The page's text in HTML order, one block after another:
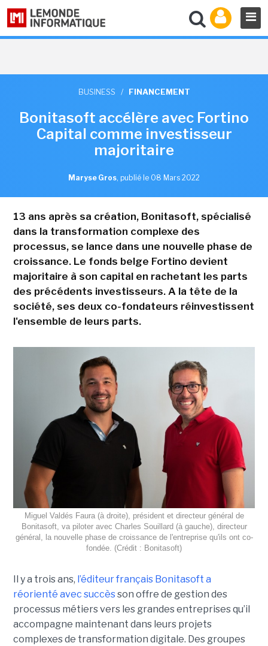
BUSINESS / FINANCEMENT
Bonitasoft accélère avec Fortino
Capital comme investisseur
majoritaire
Maryse Gros, publié le 08 Mars 2022
13 ans après sa création, Bonitasoft, spécialisé
dans la transformation complexe des
processus, se lance dans une nouvelle phase de
croissance. Le fonds belge Fortino devient
majoritaire à son capital en rachetant les parts
des précédents investisseurs. A la tête de la
société, ses deux co-fondateurs réinvestissent
l'ensemble de leurs parts.
Miguel Valdés Faura (à droite), président et directeur général de
Bonitasoft, va piloter avec Charles Souillard (à gauche), directeur
général, la nouvelle phase de croissance de l'entreprise qu'ils ont co-
fondée. (Crédit : Bonitasoft)
Il y a trois ans, l’éditeur français Bonitasoft a
réorienté avec succèsson offre de gestion des
processus métiers vers les grandes entreprises qu’il
accompagne maintenant dans leurs projets
complexes de transformation digitale. Des groupes